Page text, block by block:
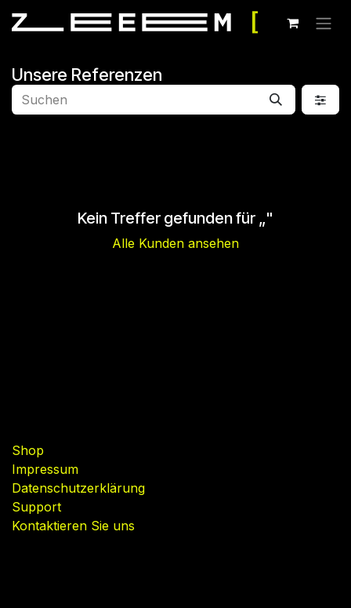
Unsere Referenzen
Kein Treffer gefunden für „"
Alle Kunden ansehen
Shop
Impressum
Datenschutzerklärung
Support
Kontaktieren Sie uns